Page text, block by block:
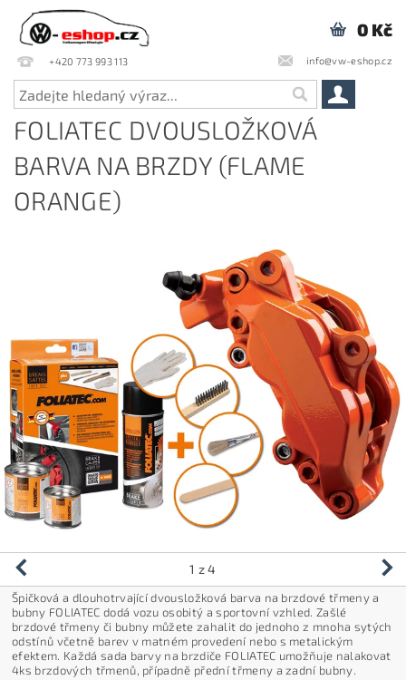
+420 773 993 113 info@vw-eshop.cz
0 Kč
FOLIATEC DVOUSLOŽKOVÁ
BARVA NA BRZDY (FLAME
ORANGE)
1 z 4
Špičková a dlouhotrvající dvousložková barva na brzdové třmeny a
bubny FOLIATEC dodá vozu osobitý a sportovní vzhled. Zašlé
brzdové třmeny či bubny můžete zahalit do jednoho z mnoha sytých
odstínů včetně barev v matném provedení nebo s metalickým
efektem. Každá sada barvy na brzdiče FOLIATEC umožňuje nalakovat
4ks brzdových třmenů, případně přední třmeny a zadní bubny.